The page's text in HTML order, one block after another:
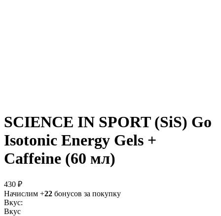
SCIENCE IN SPORT (SiS) Go
Isotonic Energy Gels +
Caffeine (60 мл)
430 ₽
Начислим +22 бонусов за покупку
Вкус:
Вкус